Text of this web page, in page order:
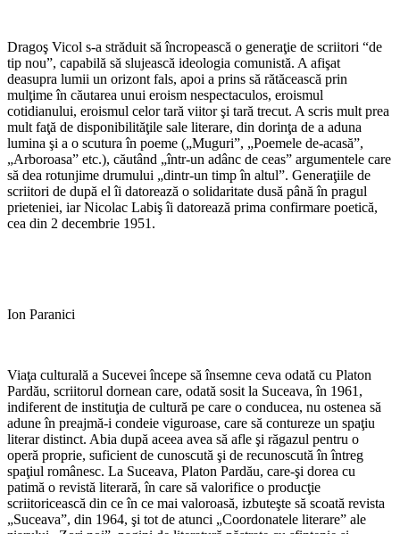
Dragoş Vicol s-a străduit să încropească o generaţie de scriitori “de
tip nou”, capabilă să slujească ideologia comunistă. A afişat
deasupra lumii un orizont fals, apoi a prins să rătăcească prin
mulţime în căutarea unui eroism nespectaculos, eroismul
cotidianului, eroismul celor tară viitor şi tară trecut. A scris mult prea
mult faţă de disponibilităţile sale literare, din dorinţa de a aduna
lumina şi a o scutura în poeme („Muguri”, „Poemele de-acasă”,
„Arboroasa” etc.), căutând „într-un adânc de ceas” argumentele care
să dea rotunjime drumului „dintr-un timp în altul”. Generaţiile de
scriitori de după el îi datorează o solidaritate dusă până în pragul
prieteniei, iar Nicolac Labiş îi datorează prima confirmare poetică,
cea din 2 decembrie 1951.
Ion Paranici
Viaţa culturală a Sucevei începe să însemne ceva odată cu Platon
Pardău, scriitorul dornean care, odată sosit la Suceava, în 1961,
indiferent de instituţia de cultură pe care o conducea, nu ostenea să
adune în preajmă-i condeie viguroase, care să contureze un spaţiu
literar distinct. Abia după aceea avea să afle şi răgazul pentru o
operă proprie, suficient de cunoscută şi de recunoscută în întreg
spaţiul românesc. La Suceava, Pla­ton Pardău, care-şi dorea cu
patimă o revistă literară, în care să valorifice o producţie
scriitoricească din ce în ce mai valoroasă, izbuteşte să scoată revista
„Suceava”, din 1964, şi tot de atunci „Coordonatele literare” ale